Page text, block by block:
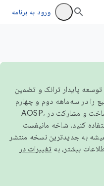
ورود به برنامه
مدل توسعه پایدار ترانک و تضمین
را در سه‌ماهه دوم و چهارم
کنید. شاخه مانیفست
به جدیدترین نسخه منتشر
تغییرات در